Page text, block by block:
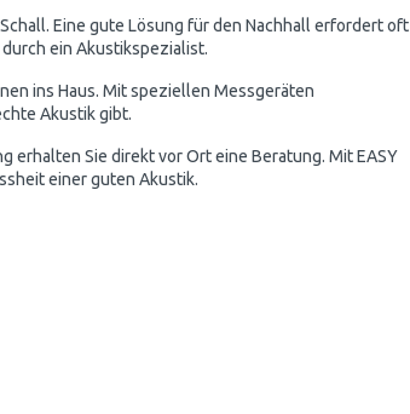
Eine gute Lösung für den Nachhall erfordert oft
ein Akustikspezialist.
ins Haus. Mit speziellen Messgeräten
Akustik gibt.
erhalten Sie direkt vor Ort eine Beratung. Mit EASY
einer guten Akustik.